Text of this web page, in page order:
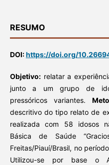
RESUMO
DOI:https://doi.org/
Objetivo:relatar a
junto a um grupo de
pressóricos variantes.
descritivo do tipo relato de
realizada com 58 idosos
Básica de Saúde
Freitas/Piauí/Brasil, no
Utilizou-se por base o